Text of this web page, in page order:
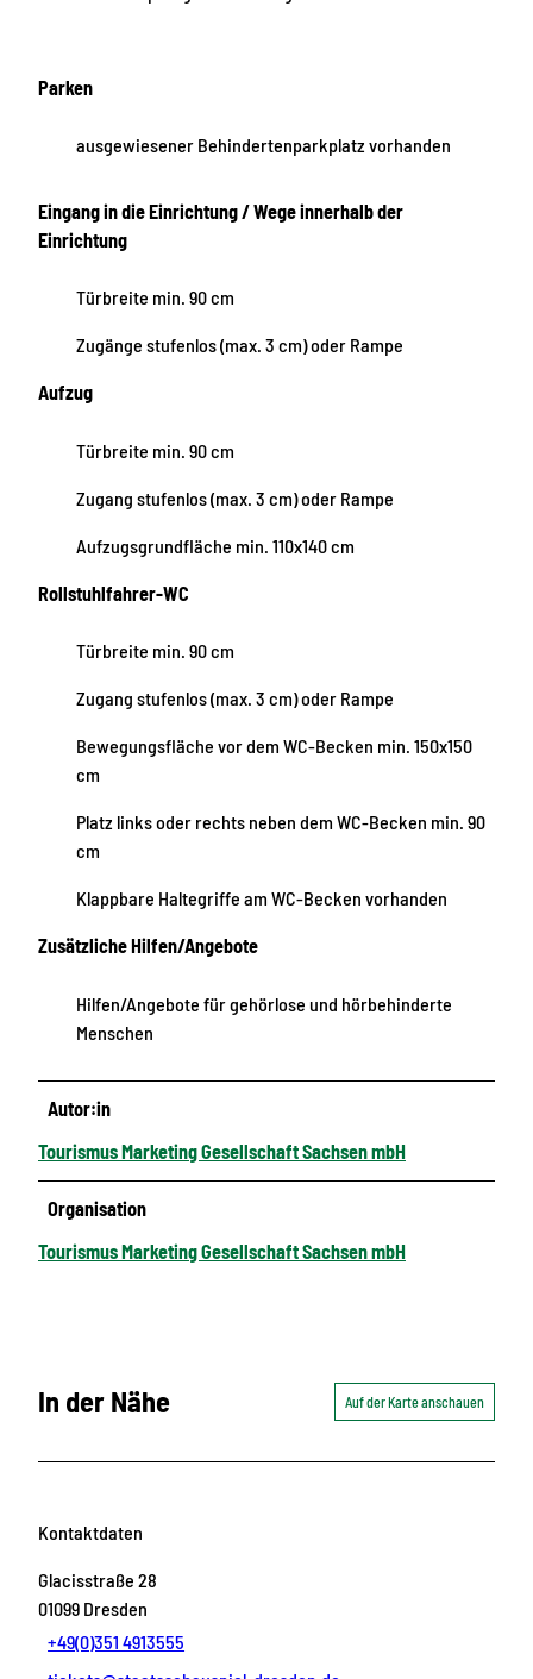
Parken
ausgewiesener Behindertenparkplatz vorhanden
Eingang in die Einrichtung / Wege innerhalb der
Einrichtung
Türbreite min. 90 cm
Zugänge stufenlos (max. 3 cm) oder Rampe
Aufzug
Türbreite min. 90 cm
Zugang stufenlos (max. 3 cm) oder Rampe
Aufzugsgrundfläche min. 110x140 cm
Rollstuhlfahrer-WC
Türbreite min. 90 cm
Zugang stufenlos (max. 3 cm) oder Rampe
Bewegungsfläche vor dem WC-Becken min. 150x150
cm
Platz links oder rechts neben dem WC-Becken min. 90
cm
Klappbare Haltegriffe am WC-Becken vorhanden
Zusätzliche Hilfen/Angebote
Hilfen/Angebote für gehörlose und hörbehinderte
Menschen
Autor:in
Tourismus Marketing Gesellschaft Sachsen mbH
Organisation
Tourismus Marketing Gesellschaft Sachsen mbH
In der Nähe Auf der Karte anschauen
Kontaktdaten
Glacisstraße 28
01099 Dresden
+49(0)351 4913555